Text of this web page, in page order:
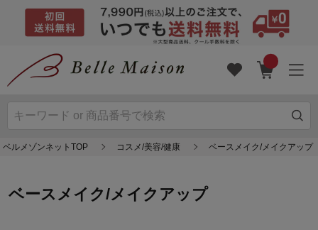
ベルメゾンネットTOP コスメ/美容/健康 ベースメイク/メイクアップ
ベースメイク/メイクアップ